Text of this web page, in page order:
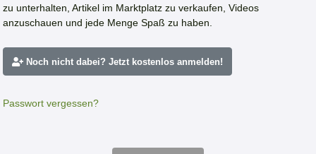
zu unterhalten, Artikel im Marktplatz zu verkaufen, Videos
anzuschauen und jede Menge Spaß zu haben.
Noch nicht dabei? Jetzt kostenlos anmelden!
Passwort vergessen?